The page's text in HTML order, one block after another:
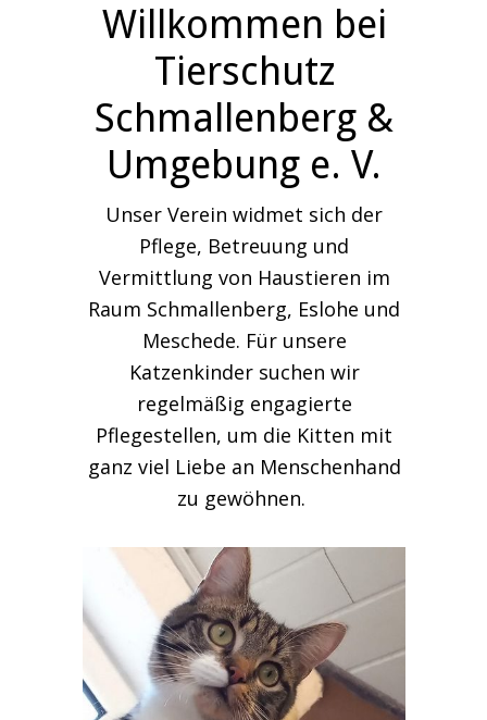
Willkommen bei
Tierschutz
Schmallenberg &
Umgebung e. V.
Unser Verein widmet sich der
Pflege, Betreuung und
Vermittlung von Haustieren im
Raum Schmallenberg, Eslohe und
Meschede. Für unsere
Katzenkinder suchen wir
regelmäßig engagierte
Pflegestellen, um die Kitten mit
ganz viel Liebe an Menschenhand
zu gewöhnen.